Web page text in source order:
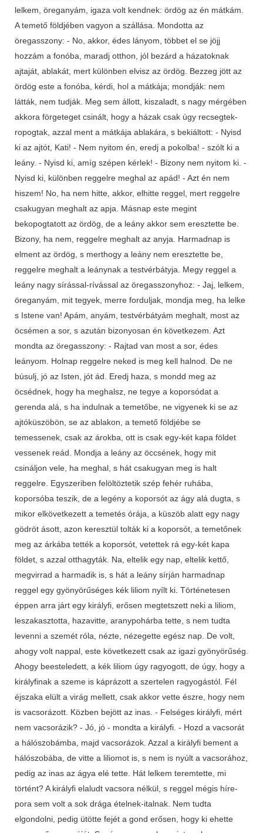
lelkem, öreganyám, igaza volt kendnek: ördög az én mátkám.
A temető földjében vagyon a szállása. Mondotta az
öregasszony: - No, akkor, édes lányom, többet el se jöjj
hozzám a fonóba, maradj otthon, jól bezárd a házatoknak
ajtaját, ablakát, mert különben elvisz az ördög. Bezzeg jött az
ördög este a fonóba, kérdi, hol a mátkája; mondják: nem
látták, nem tudják. Meg sem állott, kiszaladt, s nagy mérgében
akkora förgeteget csinált, hogy a házak csak úgy recsegtek-
ropogtak, azzal ment a mátkája ablakára, s bekiáltott: - Nyisd
ki az ajtót, Kati! - Nem nyitom én, eredj a pokolba! - szólt ki a
leány. - Nyisd ki, amíg szépen kérlek! - Bizony nem nyitom ki. -
Nyisd ki, különben reggelre meghal az apád! - Azt én nem
hiszem! No, ha nem hitte, akkor, elhitte reggel, mert reggelre
csakugyan meghalt az apja. Másnap este megint
bekopogtatott az ördög, de a leány akkor sem eresztette be.
Bizony, ha nem, reggelre meghalt az anyja. Harmadnap is
elment az ördög, s merthogy a leány nem eresztette be,
reggelre meghalt a leánynak a testvérbátyja. Megy reggel a
leány nagy sírással-rívással az öregasszonyhoz: - Jaj, lelkem,
öreganyám, mit tegyek, merre forduljak, mondja meg, ha lelke
s Istene van! Apám, anyám, testvérbátyám meghalt, most az
öcsémen a sor, s azután bizonyosan én következem. Azt
mondta az öregasszony: - Rajtad van most a sor, édes
leányom. Holnap reggelre neked is meg kell halnod. De ne
búsulj, jó az Isten, jót ád. Eredj haza, s mondd meg az
öcsédnek, hogy ha meghalsz, ne tegye a koporsódat a
gerenda alá, s ha indulnak a temetőbe, ne vigyenek ki se az
ajtóküszöbön, se az ablakon, a temető földjébe se
temessenek, csak az árokba, ott is csak egy-két kapa földet
vessenek reád. Mondja a leány az öccsének, hogy mit
csináljon vele, ha meghal, s hát csakugyan meg is halt
reggelre. Egyszeriben felöltöztetik szép fehér ruhába,
koporsóba teszik, de a legény a koporsót az ágy alá dugta, s
mikor elkövetkezett a temetés órája, a küszöb alatt egy nagy
gödröt ásott, azon keresztül tolták ki a koporsót, a temetőnek
meg az árkába tették a koporsót, vetettek rá egy-két kapa
földet, s azzal otthagyták. Na, eltelik egy nap, eltelik kettő,
megvirrad a harmadik is, s hát a leány sírján harmadnap
reggel egy gyönyörűséges kék liliom nyílt ki. Történetesen
éppen arra járt egy királyfi, erősen megtetszett neki a liliom,
leszakasztotta, hazavitte, aranypohárba tette, s nem tudta
levenni a szemét róla, nézte, nézegette egész nap. De volt,
ahogy volt nappal, este következett csak az igazi gyönyörűség.
Ahogy beesteledett, a kék liliom úgy ragyogott, de úgy, hogy a
királyfinak a szeme is káprázott a szertelen ragyogástól. Fél
éjszaka elült a virág mellett, csak akkor vette észre, hogy nem
is vacsorázott. Közben bejött az inas. - Felséges királyfi, mért
nem vacsorázik? - Jó, jó - mondta a királyfi. - Hozd a vacsorát
a hálószobámba, majd vacsorázok. Azzal a királyfi bement a
hálószobába, de vitte a liliomot is, s nem is nyúlt a vacsorához,
pedig az inas az ágya elé tette. Hát lelkem teremtette, mi
történt? A királyfi elaludt vacsora nélkül, s reggel mégis híre-
pora sem volt a sok drága ételnek-italnak. Nem tudta
elgondolni, pedig ütötte fejét a gond erősen, hogy ki ehette